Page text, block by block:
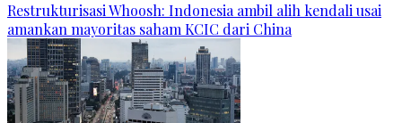
Restrukturisasi Whoosh: Indonesia ambil alih kendali usai
amankan mayoritas saham KCIC dari China